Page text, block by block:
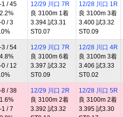
1 / 45
0 / 3
12/29 川口 7R
良 3100m 1着
3.394 試3.31
ST0.07
12/28 川口 1R
良 3100m 3着
3.400 試3.32
ST0.09
3 / 54
/ 12
12/29 川口 7R
良 3100m 6着
3.397 試3.32
ST0.09
12/28 川口 4R
良 3100m 3着
3.406 試3.33
ST0.02
8 / 38
/ 7
12/29 川口 2R
良 3100m 2着
3.392 試3.32
12/28 川口 5R
良 3100m 2着
3.395 試3.30